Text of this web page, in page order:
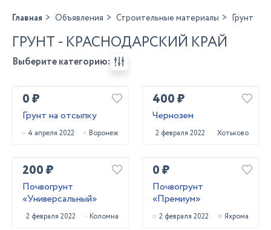
Главная Объявления Строительные материалы Грунт
ГРУНТ - КРАСНОДАРСКИЙ КРАЙ
Выберите категорию:
0 ₽
Грунт на отсыпку
4 апреля 2022 Воронеж
400 ₽
Чернозем
2 февраля 2022 Хотьково
200 ₽
Почвогрунт
«Универсальный»
2 февраля 2022 Коломна
0 ₽
Почвогрунт
«Премиум»
2 февраля 2022 Яхрома